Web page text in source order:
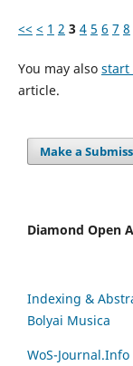
<< < 1 2 3 4 5 6 7 8
You may also start
article.
Make a
Diamond Open
Indexing &
Bolyai Musica
WoS-